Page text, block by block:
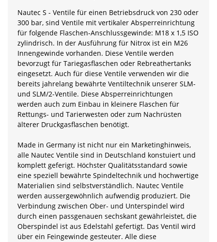
Nautec S - Ventile für einen Betriebsdruck von 230 oder
300 bar, sind Ventile mit vertikaler Absperreinrichtung
für folgende Flaschen-Anschlussgewinde: M18 x 1,5 ISO
zylindrisch. In der Ausführung für Nitrox ist ein M26
Innengewinde vorhanden. Diese Ventile werden
bevorzugt für Tariegasflaschen oder Rebreathertanks
eingesetzt. Auch für diese Ventile verwenden wir die
bereits jahrelang bewährte Ventiltechnik unserer SLM-
und SLM/2-Ventile. Diese Absperreinrichtungen
werden auch zum Einbau in kleinere Flaschen für
Rettungs- und Tarierwesten oder zum Nachrüsten
älterer Druckgasflaschen benötigt.
Made in Germany ist nicht nur ein Marketinghinweis,
alle Nautec Ventile sind in Deutschland konstuiert und
komplett geferigt. Höchster Qualitätsstandard sowie
eine speziell bewährte Spindeltechnik und hochwertige
Materialien sind selbstverständlich. Nautec Ventile
werden aussergewöhnlich aufwendig produziert. Die
Verbindung zwischen Ober- und Unterspindel wird
durch einen passgenauen sechskant gewährleistet, die
Oberspindel ist aus Edelstahl gefertigt. Das Ventil wird
über ein Feingewinde gesteuter. Alle diese